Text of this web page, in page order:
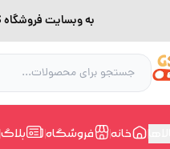
به وبسایت فروشگاه GS-TOOLS خوش آمدید. لطفا بدلیل اختلال اینترنت برای خرید و مشاوره با شماره 09228168388 در ارتباط باشید.
خانه فروشگاه بلاگ